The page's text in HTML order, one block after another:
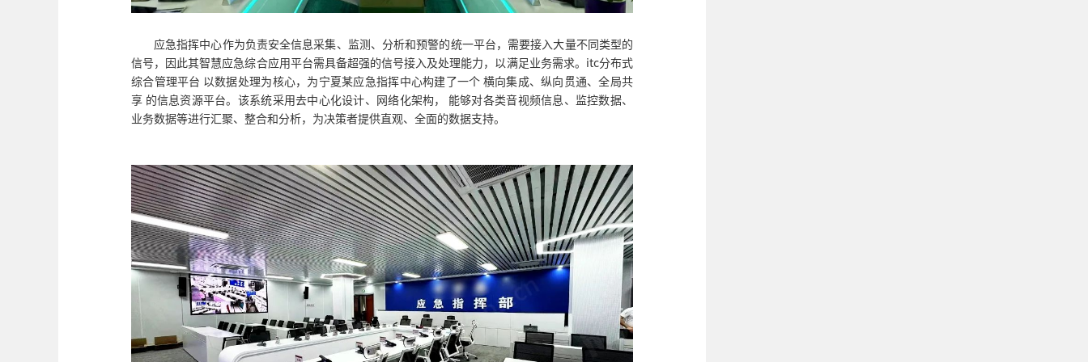
应急指挥中心作为负责安全信息采集、监测、分析和预警的统一平台，需要接入大量不同类型的
信号，因此其智慧应急综合应用平台需具备超强的信号接入及处理能力，以满足业务需求。itc分布式
综合管理平台 以数据处理为核心，为宁夏某应急指挥中心构建了一个 横向集成、纵向贯通、全局共
享 的信息资源平台。该系统采用去中心化设计、网络化架构， 能够对各类音视频信息、监控数据、
业务数据等进行汇聚、整合和分析，为决策者提供直观、全面的数据支持。